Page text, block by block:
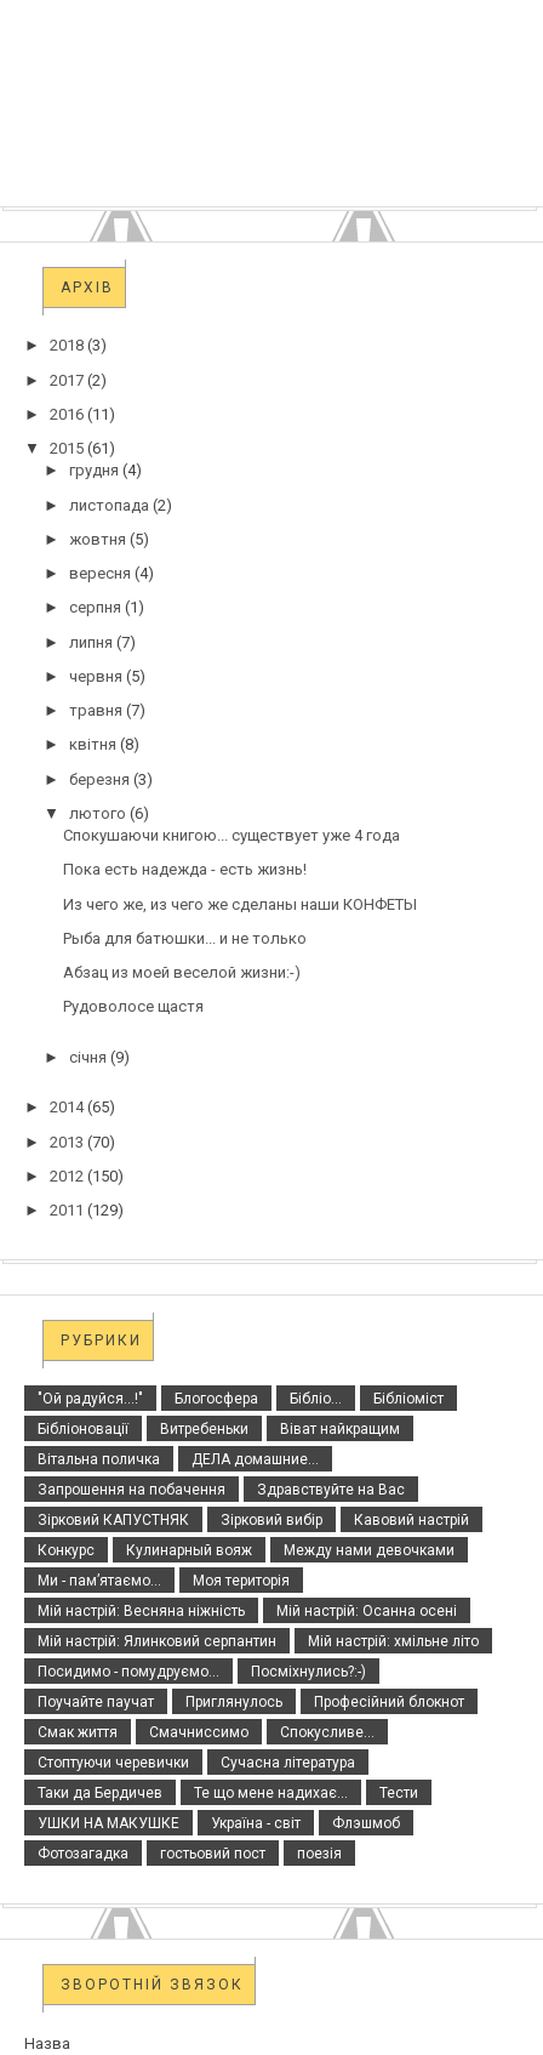
АРХІВ
► 2018 (3)
► 2017 (2)
► 2016 (11)
▼
2015 (61)
► грудня (4)
► листопада (2)
► жовтня (5)
► вересня (4)
► серпня (1)
► липня (7)
► червня (5)
► травня (7)
► квітня (8)
► березня (3)
▼
лютого (6)
Спокушаючи книгою... существует уже 4 года
Пока есть надежда - есть жизнь!
Из чего же, из чего же сделаны наши КОНФЕТЫ
Рыба для батюшки... и не только
Абзац из моей веселой жизни:-)
Рудоволосе щастя
► січня (9)
► 2014 (65)
► 2013 (70)
► 2012 (150)
► 2011 (129)
РУБРИКИ
"Ой радуйся...!" Блогосфера Бібліо...
Бібліоміст
Бібліоновації
Витребеньки
Віват найкращим
Вітальна поличка
ДЕЛА домашние...
Запрошення на побачення
Здравствуйте на Вас
Зірковий КАПУСТНЯК
Зірковий вибір
Кавовий настрій
Конкурс
Кулинарный вояж
Между нами девочками
Ми - пам’ятаємо...
Моя територія
Мій настрій: Весняна ніжність
Мій настрій: Осанна осені
Мій настрій: Ялинковий серпантин
Мій настрій: хмільне літо
Посидимо - помудруємо...
Посміхнулись?:-)
Поучайте паучат
Приглянулось
Професійний блокнот
Смак життя
Смачниссимо
Спокусливе...
Стоптуючи черевички
Сучасна література
Таки да Бердичев
Те що мене надихає...
Тести
УШКИ НА МАКУШКЕ
Україна - світ
Флэшмоб
Фотозагадка
гостьовий пост поезія
ЗВОРОТНІЙ ЗВЯЗОК
Назва